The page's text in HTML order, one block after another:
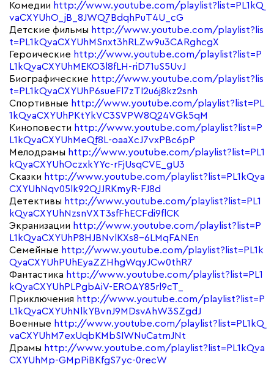
Комедии http://www.youtube.com/playlist?list=PL1kQ
vaCXYUhO_jB_8JWQ7BdqhPuT4U_cG
Детские фильмы http://www.youtube.com/playlist?lis
t=PL1kQvaCXYUhMSnxt3hRLZw9u3CARghcgX
Героические http://www.youtube.com/playlist?list=P
L1kQvaCXYUhMEKO3l8fLH-riD71uS5UvJ
Биографические http://www.youtube.com/playlist?lis
t=PL1kQvaCXYUhP6sueFl7zTI2u6j8kz2snh
Спортивные http://www.youtube.com/playlist?list=PL
1kQvaCXYUhPKtYkVC3SVPW8Q24VGk5qM
Киноповести http://www.youtube.com/playlist?list=P
L1kQvaCXYUhMeQf8L-oaaXcJ7vxPBc6pP
Мелодрамы http://www.youtube.com/playlist?list=PL1
kQvaCXYUhOczxkYYc-rFjUsqCVE_gU3
Сказки http://www.youtube.com/playlist?list=PL1kQva
CXYUhNqv05lk92QJJRKmyR-FJ8d
Детективы http://www.youtube.com/playlist?list=PL1
kQvaCXYUhNzsnVXT3sfFhECFdi9flCK
Экранизации http://www.youtube.com/playlist?list=P
L1kQvaCXYUhP8HJBNvlKXs8-6LMqFANEn
Семейные http://www.youtube.com/playlist?list=PL1k
QvaCXYUhPUhEyaZZHhgWqyJCw0thR7
Фантастика http://www.youtube.com/playlist?list=PL1
kQvaCXYUhPLPgbAiV-EROAY85rl9cT_
Приключения http://www.youtube.com/playlist?list=P
L1kQvaCXYUhNlkYBvnJ9MDsvAhW3SZgdJ
Военные http://www.youtube.com/playlist?list=PL1kQ
vaCXYUhM7exUqbKMbSIWNuCatmJNt
Драмы http://www.youtube.com/playlist?list=PL1kQva
CXYUhMp-GMpPiBKfgS7yc-0recW